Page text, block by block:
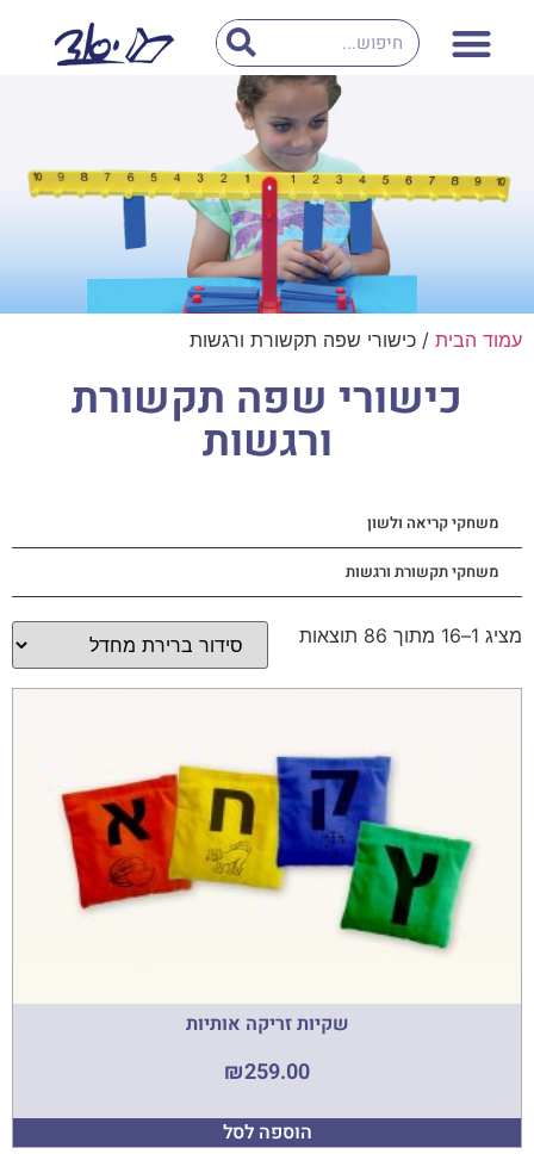
עמוד הבית / כישורי שפה תקשורת ורגשות
כישורי שפה תקשורת
ורגשות
משחקי קריאה ולשון
משחקי תקשורת ורגשות
מציג 1–16 מתוך 86 תוצאות
שקיות זריקה אותיות
₪259.00
הוספה לסל